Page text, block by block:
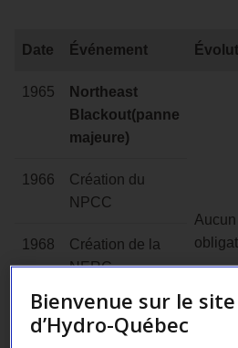
Date Événement
1965
Northeast
Blackout(panne
majeure)
1966
Création du
NPCC
1968
Création de la
NERC
1996
WSCC
Blackout
Bienvenue sur le
d’Hydro-Québec